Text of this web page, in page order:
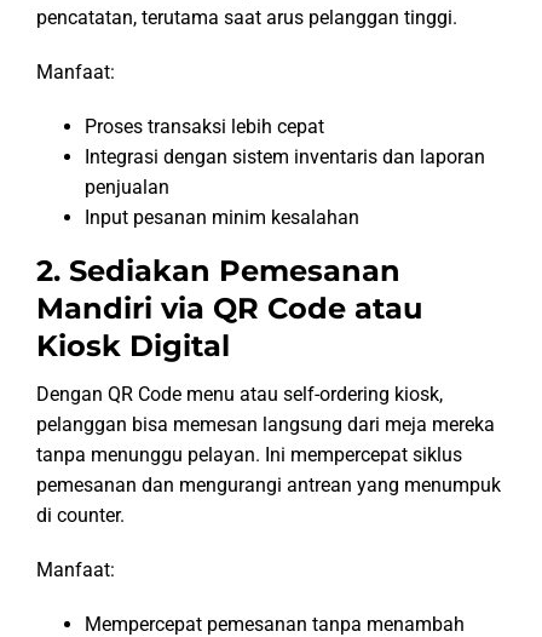
pencatatan, terutama saat arus pelanggan tinggi.
Manfaat:
Proses transaksi lebih cepat
Integrasi dengan sistem inventaris dan laporan
penjualan
Input pesanan minim kesalahan
2. Sediakan Pemesanan
Mandiri via QR Code atau
Kiosk Digital
Dengan QR Code menu atau self-ordering kiosk,
pelanggan bisa memesan langsung dari meja mereka
tanpa menunggu pelayan. Ini mempercepat siklus
pemesanan dan mengurangi antrean yang menumpuk
di counter.
Manfaat:
Mempercepat pemesanan tanpa menambah